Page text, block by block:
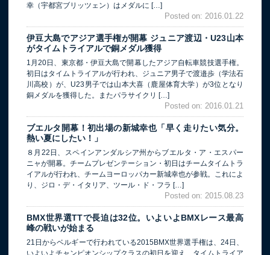
幸（宇都宮ブリッツェン）はメダルに […]
Posted on: 2016.01.22
伊豆大島でアジア選手権が開幕 ジュニア渡辺・U23山本
がタイムトライアルで銅メダル獲得
1月20日、東京都・伊豆大島で開幕したアジア自転車競技選手権。
初日はタイムトライアルが行われ、ジュニア男子で渡邉歩（学法石
川高校）が、U23男子では山本大喜（鹿屋体育大学）が3位となり
銅メダルを獲得した。またパラサイクリ […]
Posted on: 2016.01.21
ブエルタ開幕！初出場の新城幸也「早く走りたい気分。
熱い夏にしたい！」
８月22日、スペインアンダルシア州からブエルタ・ア・エスパー
ニャが開幕。チームプレゼンテーション・初日はチームタイムトラ
イアルが行われ、チームヨーロッパカー新城幸也が参戦。これによ
り、ジロ・デ・イタリア、ツール・ド・フラ […]
Posted on: 2015.08.23
BMX世界選TTで長迫は32位。いよいよBMXレース最高
峰の戦いが始まる
21日からベルギーで行われている2015BMX世界選手権は、24日、